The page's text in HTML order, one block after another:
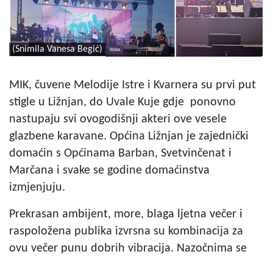
(Snimila Vanesa Begić)
MIK, čuvene Melodije Istre i Kvarnera su prvi put
stigle u Ližnjan, do Uvale Kuje gdje ponovno
nastupaju svi ovogodišnji akteri ove vesele
glazbene karavane. Općina Ližnjan je zajednički
domaćin s Općinama Barban, Svetvinčenat i
Marčana i svake se godine domaćinstva
izmjenjuju.
Prekrasan ambijent, more, blaga ljetna večer i
raspoložena publika izvrsna su kombinacija za
ovu večer punu dobrih vibracija. Nazočnima se